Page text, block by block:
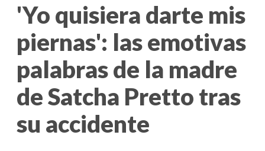
'Yo quisiera darte mis
piernas': las emotivas
palabras de la madre
de Satcha Pretto tras
su accidente